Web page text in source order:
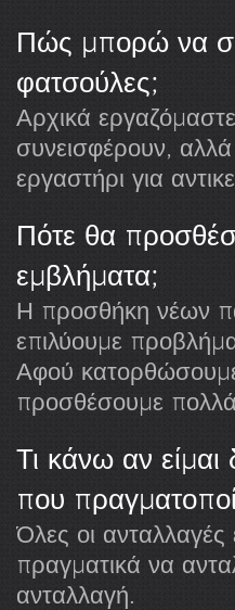
Πώς μπορώ να
φατσούλες;
Αρχικά
συνεισφέρουν,
εργαστήρι για
Πότε θα
εμβλήματα;
Η προσθήκη νέων
επιλύουμε
Αφού
προσθέσουμε πολλά
Τι κάνω αν
που
Όλες οι ανταλλαγές
πραγματικά να
ανταλλαγή.